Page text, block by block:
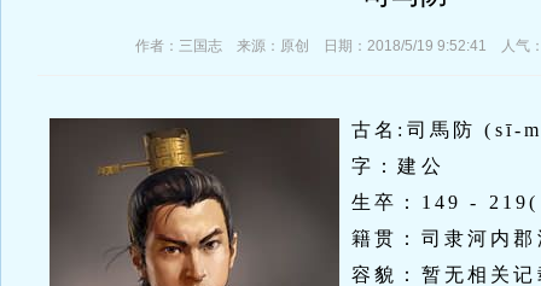
作者：三国志 来源：原创 日期：2018/5/19 9:52:41 人气
古名:司馬防 (sī-
字：建公
生卒：149 -
籍贯：司隶河内
容貌：暂无相关记